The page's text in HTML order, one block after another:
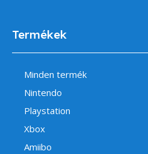
Termékek
Minden termék
Nintendo
Playstation
Xbox
Amiibo